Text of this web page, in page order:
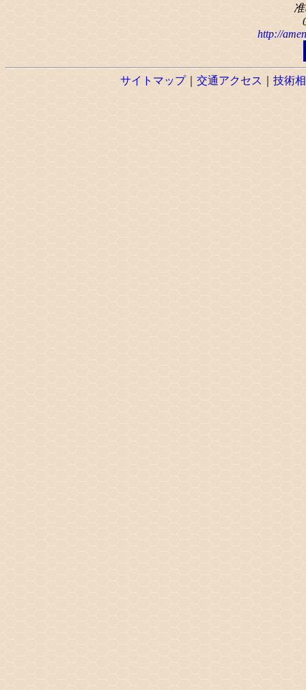
http://
サイトマップ｜ 交通アクセス 技術